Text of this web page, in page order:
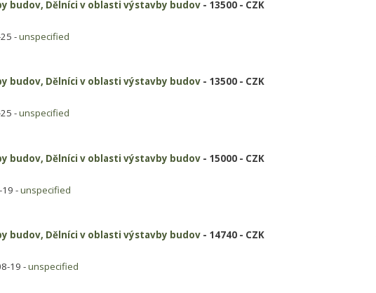
budov, Dělníci v oblasti výstavby budov - 13500 - CZK
-unspecified
budov, Dělníci v oblasti výstavby budov - 13500 - CZK
-unspecified
budov, Dělníci v oblasti výstavby budov - 15000 - CZK
-unspecified
budov, Dělníci v oblasti výstavby budov - 14740 - CZK
19 -unspecified